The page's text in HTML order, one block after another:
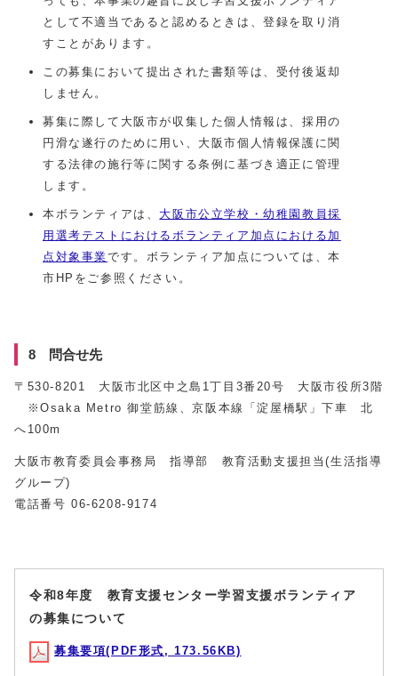
として不適当であると認めるときは、登録を取り消
すことがあります。
この募集において提出された書類等は、受付後返却
しません。
募集に際して大阪市が収集した個人情報は、採用の
円滑な遂行のために用い、大阪市個人情報保護に関
する法律の施行等に関する条例に基づき適正に管理
します。
本ボランティアは、 大阪市公立学校・幼稚園教員採
用選考テストにおけるボランティア加点における加
点対象事業です。ボランティア加点については、本
市HPをご参照ください。
8 問合せ先
〒530-8201 大阪市北区中之島1丁目3番20号 大阪市役所3階
※Osaka Metro 御堂筋線、京阪本線「淀屋橋駅」下車 北
へ100m
大阪市教育委員会事務局 指導部 教育活動支援担当(生活指導
グループ)
電話番号 06-6208-9174
令和8年度 教育支援センター学習支援ボランティア
の募集について
募集要項(PDF形式, 173.56KB)